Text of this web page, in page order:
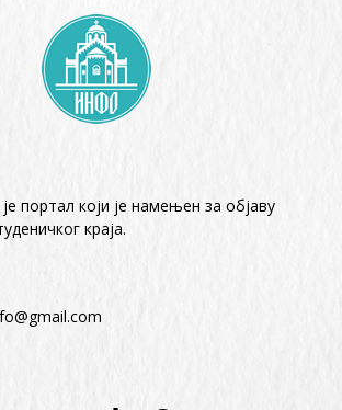
портал који је намењен за објaву
краја.